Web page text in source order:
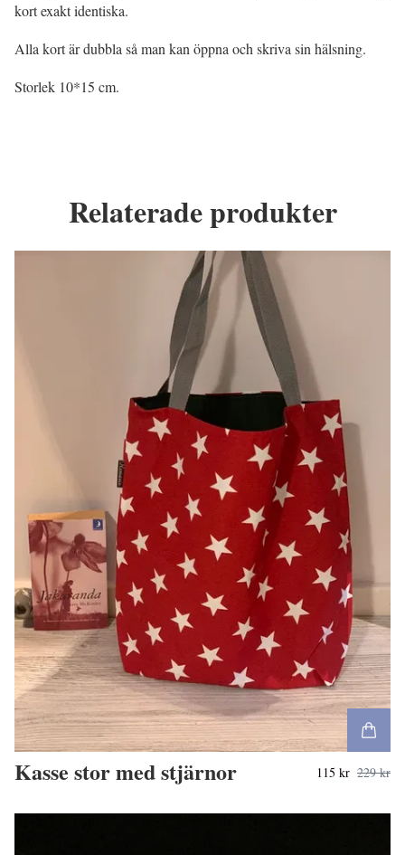
kort exakt identiska.
Alla kort är dubbla så man kan öppna och skriva sin hälsning.
Storlek 10*15 cm.
Relaterade produkter
Kasse stor med stjärnor 115 kr 229 kr